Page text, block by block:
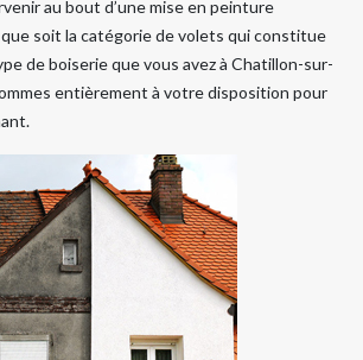
au bout d’une mise en peinture
soit la catégorie de volets qui constitue
de boiserie que vous avez à Chatillon-sur-
entièrement à votre disposition pour